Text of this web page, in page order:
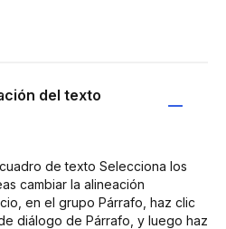
del texto
de texto Selecciona los
cambiar la alineación
en el grupo Párrafo, haz clic
diálogo de Párrafo, y luego haz